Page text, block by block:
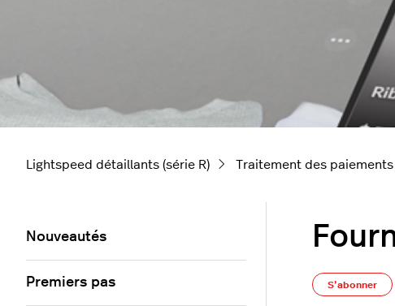
Lightspeed détaillants (série R) Traitement des paiements
S’abonner
Nouveautés
Premiers pas